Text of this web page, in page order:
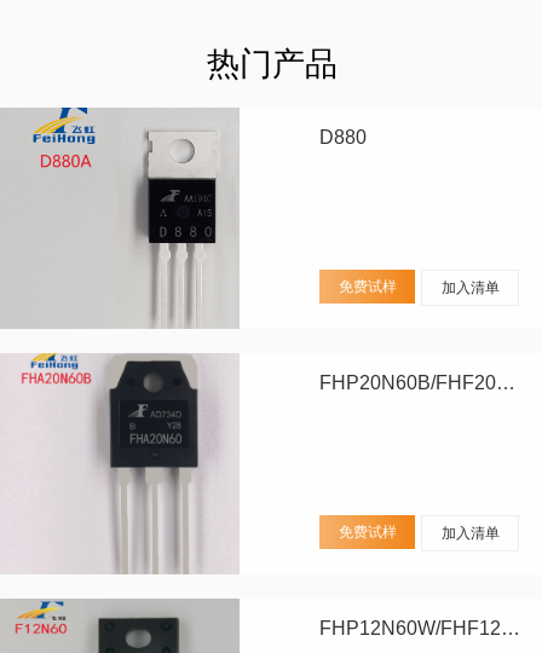
热门产品
D880
免费试样 加入清单
FHP20N60B/FHF20N60B/FHA20N60B
免费试样 加入清单
FHP12N60W/FHF12N60W